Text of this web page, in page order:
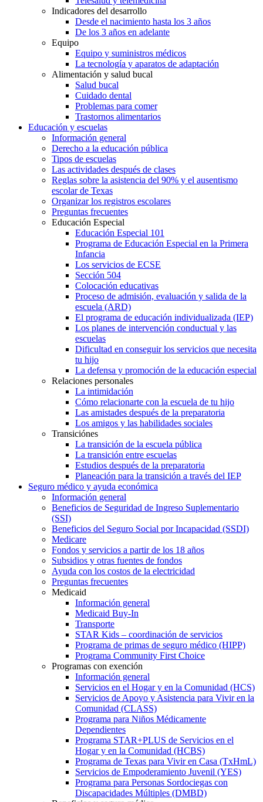
Indicadores del desarrollo
Desde el nacimiento hasta los 3 años
De los 3 años en adelante
Equipo
Equipo y suministros médicos
La tecnología y aparatos de adaptación
Alimentación y salud bucal
Salud bucal
Cuidado dental
Problemas para comer
Trastornos alimentarios
Educación y escuelas
Información general
Derecho a la educación pública
Tipos de escuelas
Las actividades después de clases
Reglas sobre la asistencia del 90% y el ausentismo
escolar de Texas
Organizar los registros escolares
Preguntas frecuentes
Educación Especial
Educación Especial 101
Programa de Educación Especial en la Primera
Infancia
Los servicios de ECSE
Sección 504
Colocación educativas
Proceso de admisión, evaluación y salida de la
escuela (ARD)
El programa de educación individualizada (IEP)
Los planes de intervención conductual y las
escuelas
Dificultad en conseguir los servicios que necesita
tu hijo
La defensa y promoción de la educación especial
Relaciones personales
La intimidación
Cómo relacionarte con la escuela de tu hijo
Las amistades después de la preparatoria
Los amigos y las habilidades sociales
Transiciónes
La transición de la escuela pública
La transición entre escuelas
Estudios después de la preparatoria
Planeación para la transición a través del IEP
Seguro médico y ayuda económica
Información general
Beneficios de Seguridad de Ingreso Suplementario
(SSI)
Beneficios del Seguro Social por Incapacidad (SSDI)
Medicare
Fondos y servicios a partir de los 18 años
Subsidios y otras fuentes de fondos
Ayuda con los costos de la electricidad
Preguntas frecuentes
Medicaid
Información general
Medicaid Buy-In
Transporte
STAR Kids – coordinación de servicios
Programa de primas de seguro médico (HIPP)
Programa Community First Choice
Programas con exención
Información general
Servicios en el Hogar y en la Comunidad (HCS)
Servicios de Apoyo y Asistencia para Vivir en la
Comunidad (CLASS)
Programa para Niños Médicamente
Dependientes
Programa STAR+PLUS de Servicios en el
Hogar y en la Comunidad (HCBS)
Programa de Texas para Vivir en Casa (TxHmL)
Servicios de Empoderamiento Juvenil (YES)
Programa para Personas Sordociegas con
Discapacidades Múltiples (DMBD)